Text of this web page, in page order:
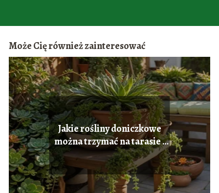
Może Cię również zainteresować
Jakie rośliny doniczkowe
można trzymać na tarasie i
balkonie?